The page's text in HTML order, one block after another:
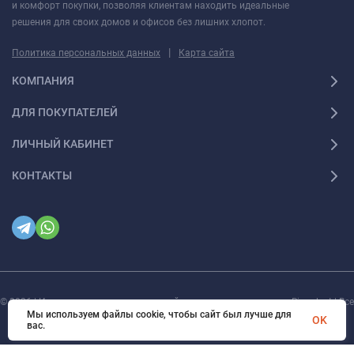
и комфорт покупки, позволяя клиентам находить идеальные
решения для своих домов и офисов без лишних хлопот.
Политика персональных данных | Карта сайта
КОМПАНИЯ
ДЛЯ ПОКУПАТЕЛЕЙ
ЛИЧНЫЙ КАБИНЕТ
КОНТАКТЫ
© 2026 | Интернет магазин инженерной сантехники и электрики Rigaplast | Все
права защищены
Мы используем файлы cookie, чтобы сайт был лучше для
вас.
OK